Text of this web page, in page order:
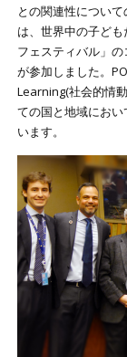
との関連性につい
は、世界中の子ど
フェスティバル」
が参加しました。
Learning(社会的情
ての国と地域にお
います。